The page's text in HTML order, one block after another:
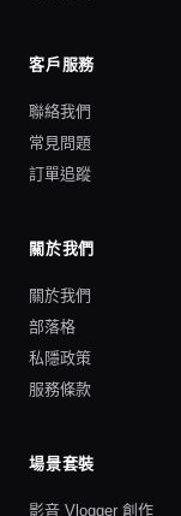
客戶服務
聯絡我們
常見問題
訂單追蹤
關於我們
關於我們
部落格
私隱政策
服務條款
場景套裝
影音 Vlogger 創作